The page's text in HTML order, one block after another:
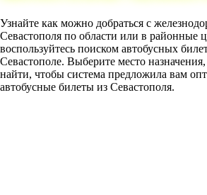
Узнайте как можно добраться с
Севастополя по области или в районные
воспользуйтесь поиском автобусных
Севастополе. Выберите место
найти, чтобы система предложила вам
автобусные билеты из Севастополя.